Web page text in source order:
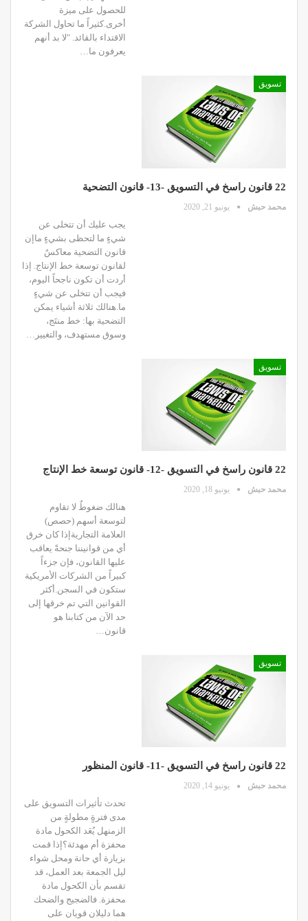
للحصول على ميزة
أخرى.كثيراً ما تحاول الشركة
الاقتداء بالقائد. "لا بد أنهم
يعرفون ما…
تسويق
22 قانون راسخ في التسويق -13- قانون التضحية
محمد حبش يونيو 21, 2020
يجب عليك أن تتخلى عن
شيءٍ ما لتحظى بشيءٍ ماإن
قانون التضحية معاكسٌ
لقانون توسعة خط الإنتاج. إذا
أردت أن تكون ناجحاً اليوم،
فيجب أن تتخلى عن شيءٍ
ما.هنالك ثلاثة أشياء يمكن
التضحية بها: خط منتَج،
وسوق مستهدف، والتغيير…
تسويق
22 قانون راسخ في التسويق -12- قانون توسعة خط الإنتاج
محمد حبش يونيو 18, 2020
هنالك ضغوطٌ لا تقاوم
لتوسعة أسهم (حصص)
العلامة التجاريةإذا كان خرق
أي من قوانيننا جنحةً يعاقب
عليها القانون، فإن جزءاً
كبيراً من الشركات الأمريكية
ستكون في السجن.أكثر
القوانين التي تم خرقها إلى
حد الآن من كتابنا هو
قانون…
تسويق
22 قانون راسخ في التسويق -11- قانون المنظور
محمد حبش يونيو 14, 2020
تحدث تأثيرات التسويق على
مدى فترةٍ مطولةٍ من
الزمنهل يُعَد الكحول مادة
محفزة أم مهدئة؟إذا قمت
بزيارة أي حانة ومحل شواء
ليل الجمعة بعد العمل، قد
تقسم بأن الكحول مادة
محفزة. فالضجيج والضحك
هما دليلان قويان على